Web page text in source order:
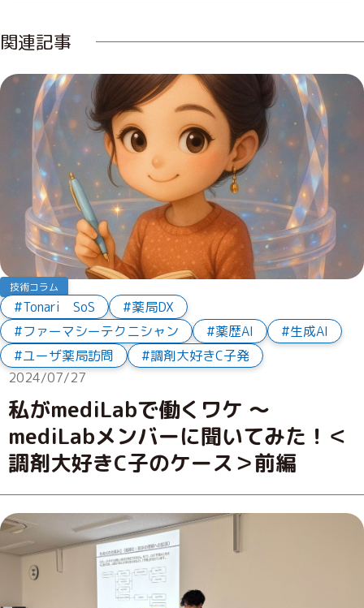
関連記事
技術コラム
Tonari SoS
薬局DX
ファーマシーテクニシャン
薬歴AI
生成AI
ユーザ薬局訪問
調剤大好きC子発
2024/07/27
私がmediLabで働くワケ ～
mediLabメンバーに聞いてみた！＜
調剤大好きC子のケース＞前編